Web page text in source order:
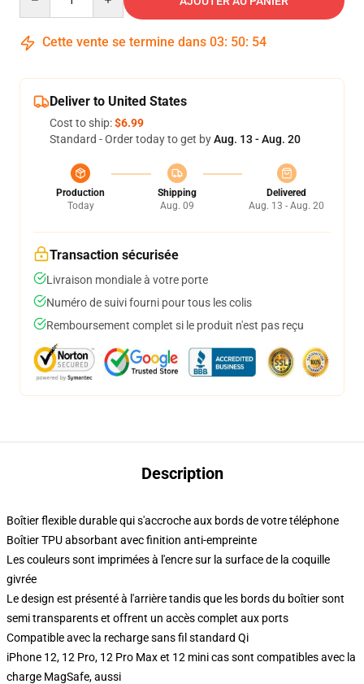
Cette vente se termine dans 03: 50: 54
Deliver to United States
Cost to ship:$6.99
Standard - Order today to get byAug. 13 - Aug. 20
Production
Today
Shipping
Aug. 09
Delivered
Aug. 13 - Aug. 20
Transaction sécurisée
Livraison mondiale à votre porte
Numéro de suivi fourni pour tous les colis
Remboursement complet si le produit n'est pas reçu
Description
Boîtier flexible durable qui s'accroche aux bords de votre téléphone
Boîtier TPU absorbant avec finition anti-empreinte
Les couleurs sont imprimées à l'encre sur la surface de la coquille
givrée
Le design est présenté à l'arrière tandis que les bords du boîtier sont
semi transparents et offrent un accès complet aux ports
Compatible avec la recharge sans fil standard Qi
iPhone 12, 12 Pro, 12 Pro Max et 12 mini cas sont compatibles avec la
charge MagSafe, aussi